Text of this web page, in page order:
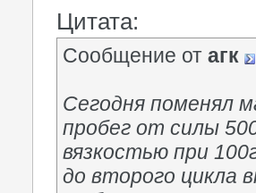
Цитата:
Сообщение от агк
Сегодня поменял
пробег от силы
вязкостью при
до второго цикла